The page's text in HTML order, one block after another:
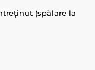
(spălare la